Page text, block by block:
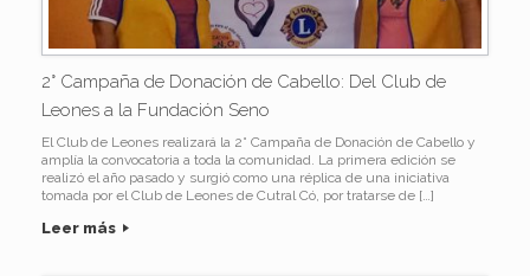
2° Campaña de Donación de Cabello: Del Club de
Leones a la Fundación Seno
El Club de Leones realizará la 2° Campaña de Donación de Cabello y
amplía la convocatoria a toda la comunidad. La primera edición se
realizó el año pasado y surgió como una réplica de una iniciativa
tomada por el Club de Leones de Cutral Có, por tratarse de […]
Leer más